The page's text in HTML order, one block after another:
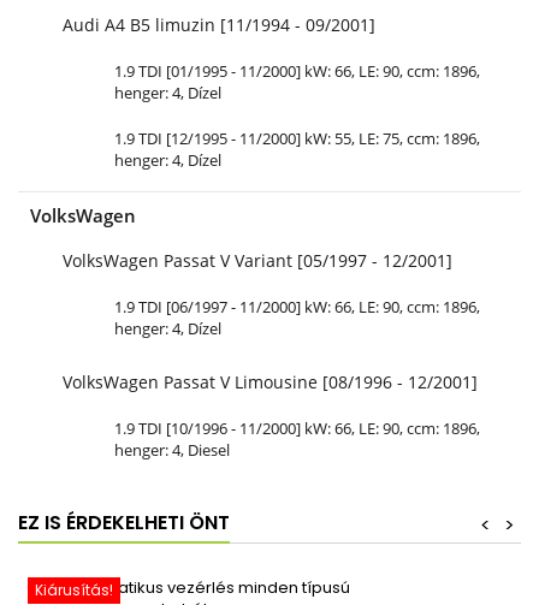
Audi A4 B5 limuzin [11/1994 - 09/2001]
1.9 TDI [01/1995 - 11/2000] kW: 66, LE: 90, ccm: 1896,
henger: 4, Dízel
1.9 TDI [12/1995 - 11/2000] kW: 55, LE: 75, ccm: 1896,
henger: 4, Dízel
VolksWagen
VolksWagen Passat V Variant [05/1997 - 12/2001]
1.9 TDI [06/1997 - 11/2000] kW: 66, LE: 90, ccm: 1896,
henger: 4, Dízel
VolksWagen Passat V Limousine [08/1996 - 12/2001]
1.9 TDI [10/1996 - 11/2000] kW: 66, LE: 90, ccm: 1896,
henger: 4, Diesel
EZ IS ÉRDEKELHETI ÖNT >
<
Kiárusítás!